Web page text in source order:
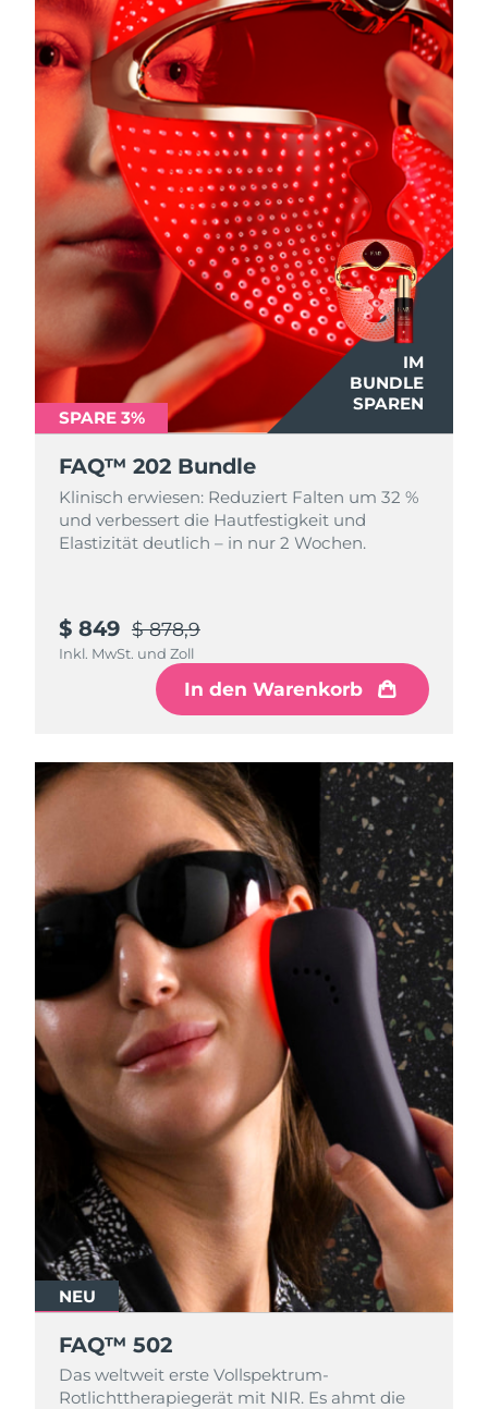
IM
BUNDLE
SPAREN
SPARE 3%
FAQ™ 202 Bundle
Klinisch erwiesen: Reduziert Falten um 32 %
und verbessert die Hautfestigkeit und
Elastizität deutlich – in nur 2 Wochen.
$ 849 $ 878,9
Inkl. MwSt. und Zoll
In den Warenkorb
NEU
FAQ™ 502
Das weltweit erste Vollspektrum-
Rotlichttherapiegerät mit NIR. Es ahmt die